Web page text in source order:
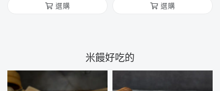
選購 選購
米饅好吃的